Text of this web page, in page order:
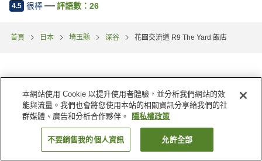
4.5 很棒 評語數： 26
首頁 日本 埼玉縣 深谷 花園交流道 R9 The Yard 飯店
找客房
本網站使用 Cookie 以提升使用者體驗，並分析我們網站的效
能與流量。我們也會將您使用本站的相關資訊分享給我們的社
群媒體、廣告和分析合作夥伴。
隱私權政策
不要銷售我的個人資訊 允許全部